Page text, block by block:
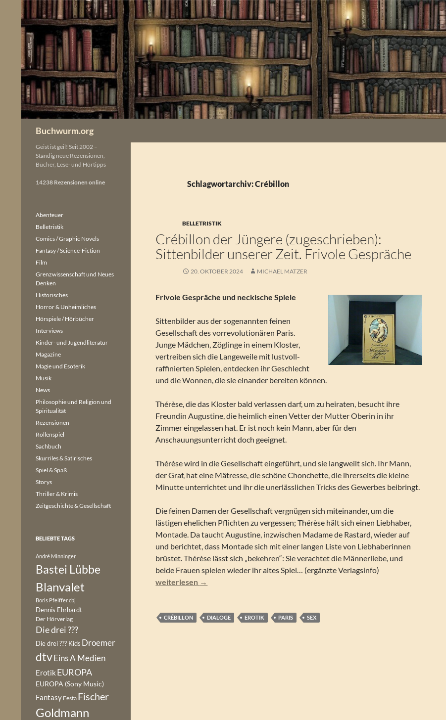
springen
Buchwurm.org
Schlagwortarchiv: Crébillon
BELLETRISTIK
Crébillon der Jüngere (zugeschrieben):
Sittenbilder unserer Zeit. Frivole Gespräche
20. OKTOBER 2024 MICHAEL MATZER
Frivole Gespräche und neckische Spiele
Sittenbilder aus der sogenannten feinen
Gesellschaft des vorrevolutionären Paris.
Junge Mädchen, Zöglinge in einem Kloster,
vertreiben sich die Langeweile mit lustvoll-
raffinierten Spielen, entdecken ihr Geschlecht
und die Wonnen, die sie einander bereiten können.
Thérèse, die das Kloster bald verlassen darf, um zu heiraten, besucht ihre
Freundin Augustine, die heimlich einen Vetter der Mutter Oberin in ihr
Zimmer eingelassen hat. Er ist noch kein Mann, aber für den
Anschauungsunterricht doch geeignet.
Thérèse wird in die Gesellschaft eingeführt, und sie langweilt sich. Ihr Mann,
der Graf, hat eine Mätresse, die schöne Chonchette, die ihrerseits die kleine
Minutte unterrichtet und ihr die unerlässlichen Tricks des Gewerbes beibringt.
Die feinen Damen der Gesellschaft vergnügen sich miteinander, um die
lästigen ehelichen Pflichten zu vergessen; Thérèse hält sich einen Liebhaber,
Montade. Da taucht Augustine, inzwischen Madame de Rastard, wieder auf
und berichtet, dass Montade sich mit einer langen Liste von Liebhaberinnen
brüstet. Thérèse lässt sich „bekehren“: Sie verachtet die Männerliebe, und
beide Frauen spielen wieder ihr altes Spiel… (ergänzte Verlagsinfo)
Crébillon der Jüngere (zugeschrieben): Sittenbilder unserer Zeit. Frivole Gespräche
weiterlesen →
CRÉBILLON DIALOGE EROTIK PARIS SEX
Geist ist geil! Seit 2002 –
Ständig neue Rezensionen,
Bücher, Lese- und Hörtipps
14238 Rezensionen online
Abenteuer
Belletristik
Comics / Graphic Novels
Fantasy / Science-Fiction
Film
Grenzwissenschaft und Neues
Denken
Historisches
Horror & Unheimliches
Hörspiele / Hörbücher
Interviews
Kinder- und Jugendliteratur
Magazine
Magie und Esoterik
Musik
News
Philosophie und Religion und
Spiritualität
Rezensionen
Rollenspiel
Sachbuch
Skurriles & Satirisches
Spiel & Spaß
Storys
Thriller & Krimis
Zeitgeschichte & Gesellschaft
BELIEBTE TAGS
André Minninger
Bastei Lübbe
Blanvalet
Boris Pfeiffercbj
Dennis Ehrhardt
Der Hörverlag
Die drei ???
Die drei ??? Kids Droemer
dtvEins A Medien
Erotik EUROPA
EUROPA (Sony Music)
Fantasy Festa Fischer
Goldmann